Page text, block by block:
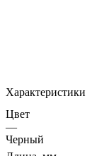
Характеристики
Цвет
—
Черный